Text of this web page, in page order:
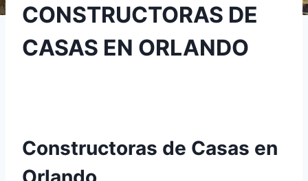
CONSTRUCTORAS DE
CASAS EN ORLANDO
Constructoras de Casas en